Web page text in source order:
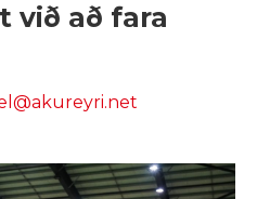
við að fara